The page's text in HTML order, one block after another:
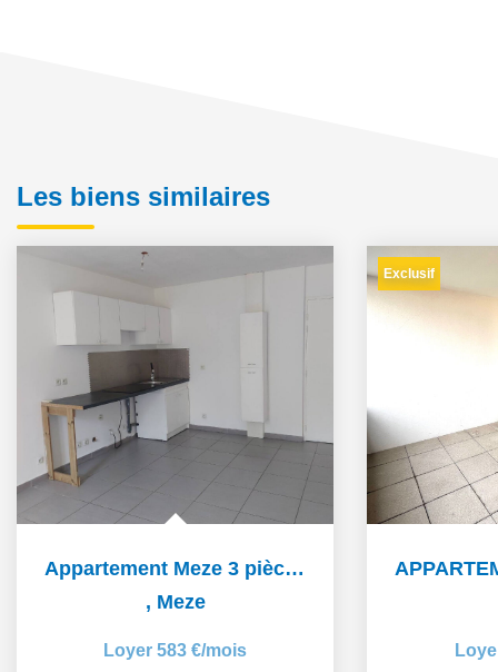
Les biens similaires
Appartement Meze 3 pièce(s) 44.11 m2
, Meze
Loyer 583 €/mois
Exclusif